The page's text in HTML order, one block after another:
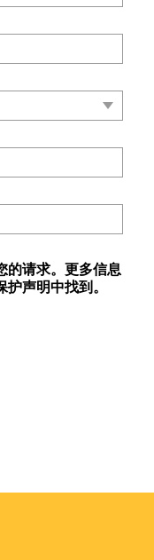
的请求。更多信息
声明中找到。